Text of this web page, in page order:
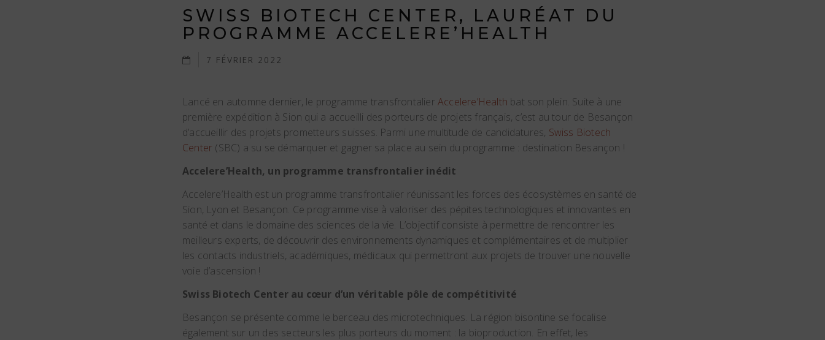
SWISS BIOTECH CENTER, LAURÉAT DU
PROGRAMME ACCELERE’HEALTH
7 FÉVRIER 2022
Lancé en automne dernier, le programme transfrontalierAccelere’Health bat son plein. Suite à une
première expédition à Sion qui a accueilli des porteurs de projets français, c’est au tour de Besançon
d’accueillir des projets prometteurs suisses. Parmi une multitude de candidatures, Swiss Biotech
Center (SBC) a su se démarquer et gagner sa place au sein du programme : destination Besançon !
Accelere’Health, un programme transfrontalier inédit
Accelere’Health est un programme transfrontalier réunissant les forces des écosystèmes en santé de
Sion, Lyon et Besançon. Ce programme vise à valoriser des pépites technologiques et innovantes en
santé et dans le domaine des sciences de la vie. L’objectif consiste à permettre de rencontrer les
meilleurs experts, de découvrir des environnements dynamiques et complémentaires et de multiplier
les contacts industriels, académiques, médicaux qui permettront aux projets de trouver une nouvelle
voie d’ascension !
Swiss Biotech Center au cœur d’un véritable pôle de compétitivité
Besançon se présente comme le berceau des microtechniques. La région bisontine se focalise
également sur un des secteurs les plus porteurs du moment : la bioproduction. En effet, les